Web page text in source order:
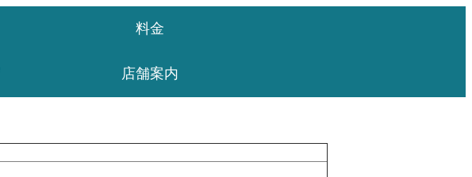
料金
店舗案内